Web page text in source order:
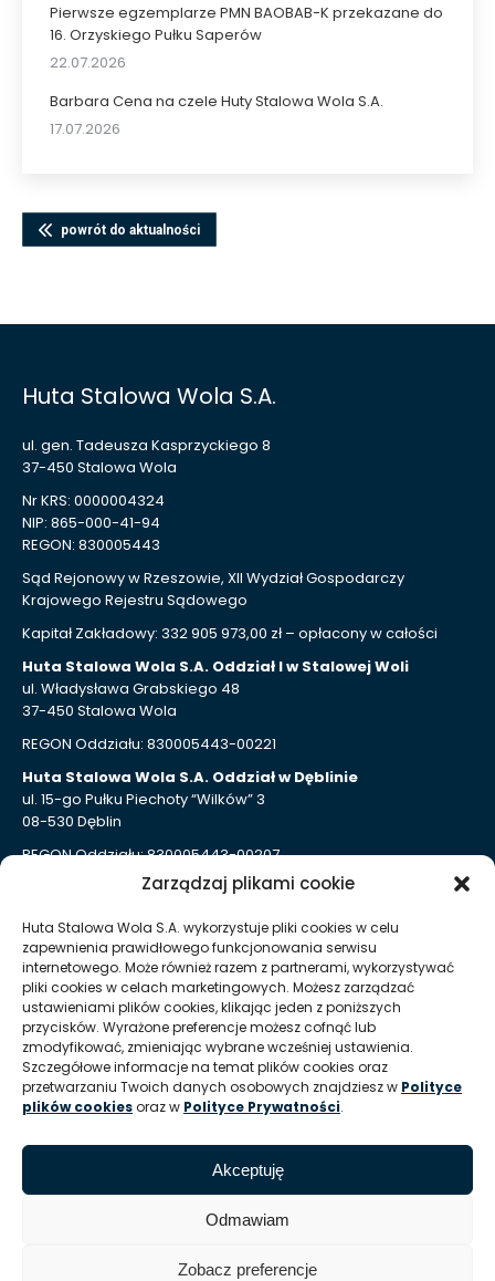
Zarządzaj plikami cookie
Huta Stalowa Wola S.A. wykorzystuje pliki cookies w celu
zapewnienia prawidłowego funkcjonowania serwisu
internetowego. Może również razem z partnerami, wykorzystywać
pliki cookies w celach marketingowych. Możesz zarządzać
ustawieniami plików cookies, klikając jeden z poniższych
przycisków. Wyrażone preferencje możesz cofnąć lub
zmodyfikować, zmieniając wybrane wcześniej ustawienia.
Szczegółowe informacje na temat plików cookies oraz
przetwarzaniu Twoich danych osobowych znajdziesz w Polityce
plików cookiesoraz w Polityce Prywatności.
Akceptuję
Odmawiam
Zobacz preferencje
Pierwsze egzemplarze PMN BAOBAB-K przekazane do
16. Orzyskiego Pułku Saperów
22.07.2026
Barbara Cena na czele Huty Stalowa Wola S.A.
17.07.2026
powrót do aktualności
Huta Stalowa Wola S.A.
ul. gen. Tadeusza Kasprzyckiego 8
37-450 Stalowa Wola
Nr KRS: 0000004324
NIP: 865-000-41-94
REGON: 830005443
Sąd Rejonowy w Rzeszowie, XII Wydział Gospodarczy
Krajowego Rejestru Sądowego
Kapitał Zakładowy: 332 905 973,00 zł – opłacony w całości
Huta Stalowa Wola S.A. Oddział I w Stalowej Woli
ul. Władysława Grabskiego 48
37-450 Stalowa Wola
REGON Oddziału: 830005443-00221
Huta Stalowa Wola S.A. Oddział w Dęblinie
ul. 15-go Pułku Piechoty “Wilków” 3
08-530 Dęblin
REGON Oddziału: 830005443-00207
Huta Stalowa Wola S.A. Oddział Autosan w Sanoku
38-500 Sanok
REGON Oddziału 830005443-00214
Kontakt dla mediów
T:+48 (15) 813 51 38
E:marketing @ hsw pl
Zasady korzystania z serwisu / Nota prawna